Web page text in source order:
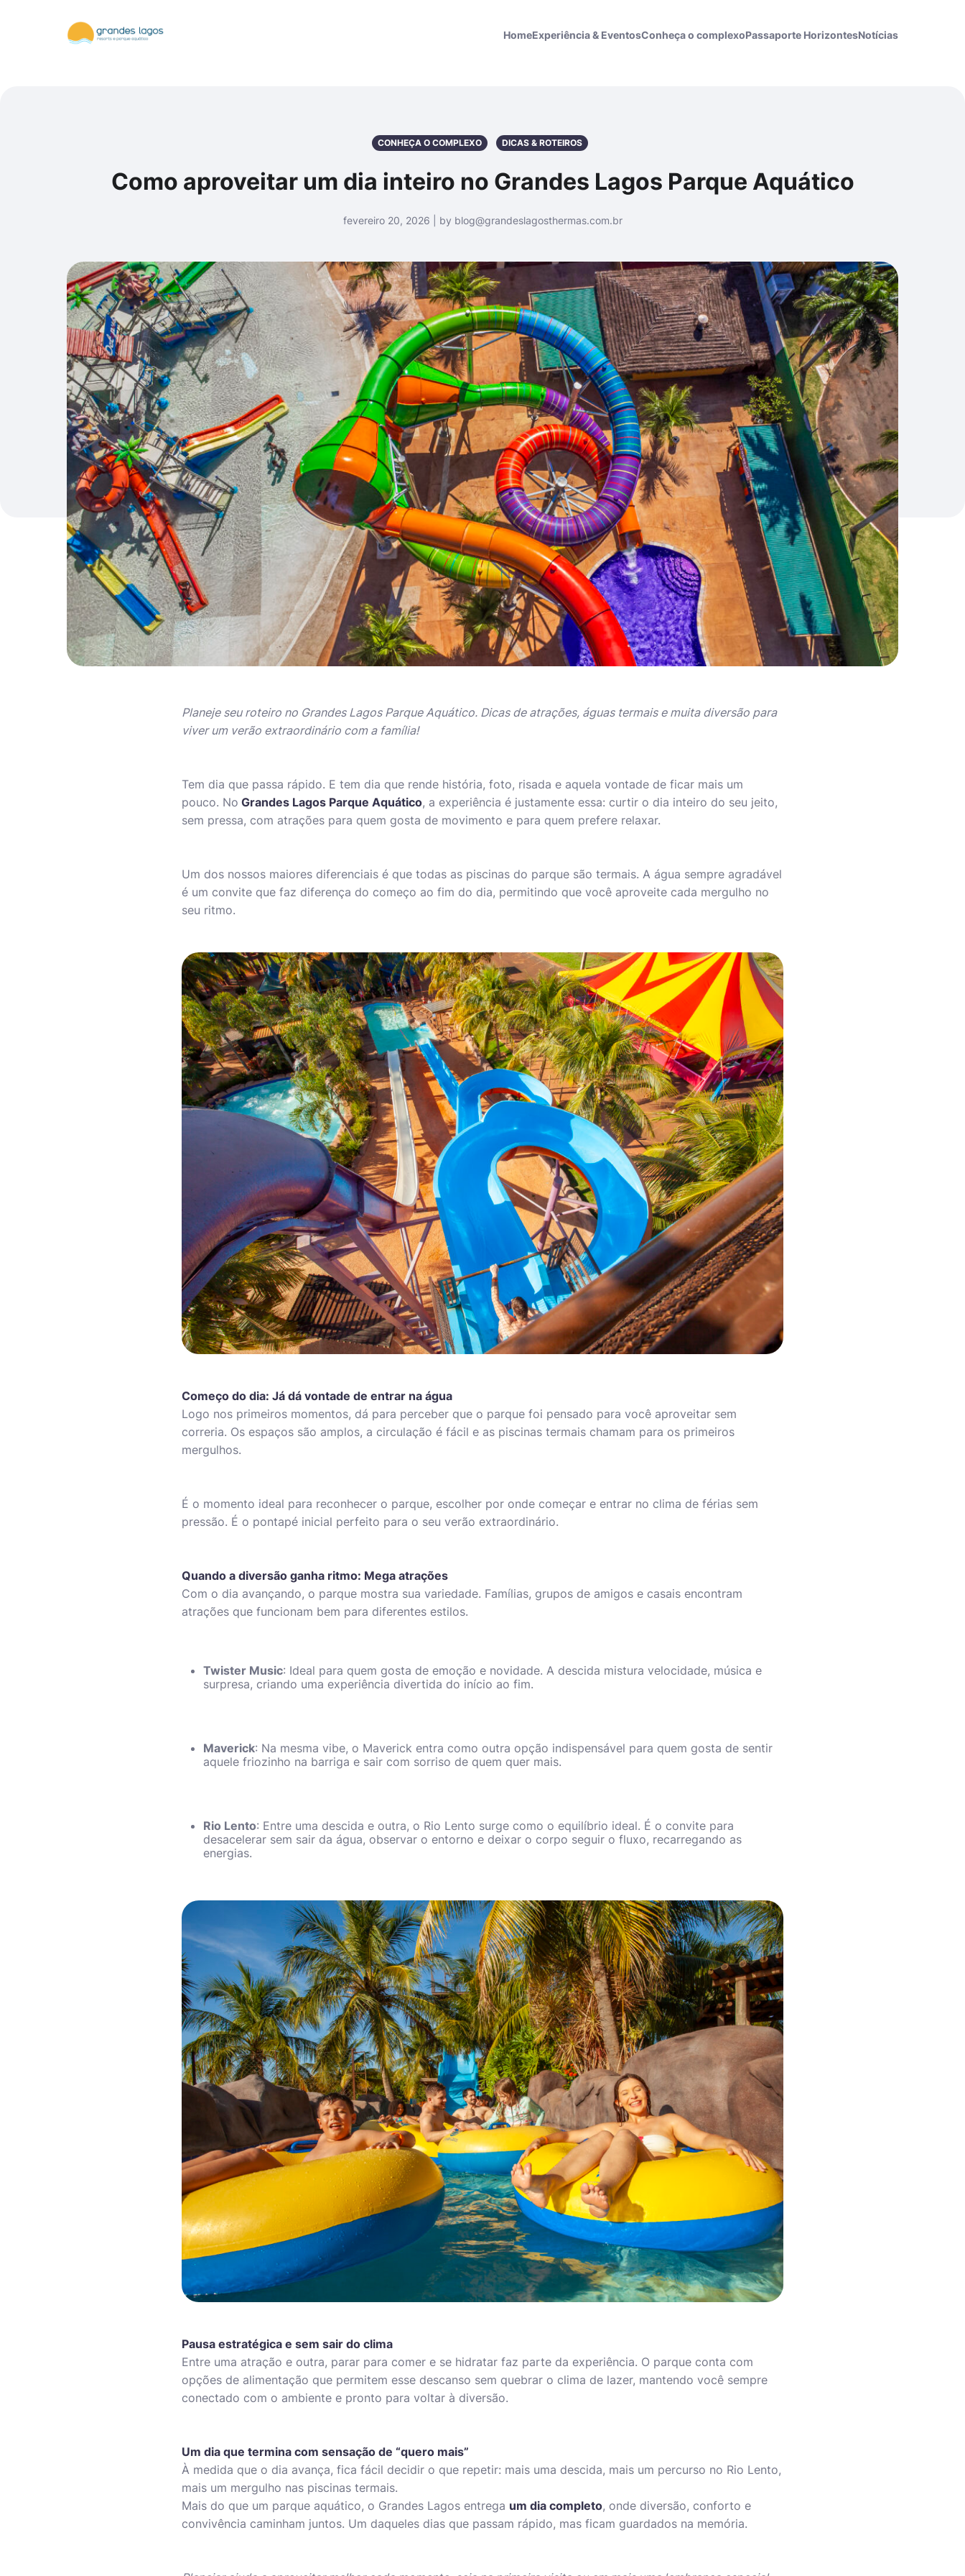
HomeExperiência & EventosConheça o complexoPassaporte HorizontesNotícias
CONHEÇA O COMPLEXO DICAS & ROTEIROS
Como aproveitar um dia inteiro no Grandes Lagos Parque Aquático
fevereiro 20, 2026 | by blog@grandeslagosthermas.com.br
Planeje seu roteiro no Grandes Lagos Parque Aquático. Dicas de atrações, águas termais e muita diversão para
viver um verão extraordinário com a família!
Tem dia que passa rápido. E tem dia que rende história, foto, risada e aquela vontade de ficar mais um
pouco. No Grandes Lagos Parque Aquático, a experiência é justamente essa: curtir o dia inteiro do seu jeito,
sem pressa, com atrações para quem gosta de movimento e para quem prefere relaxar.
Um dos nossos maiores diferenciais é que todas as piscinas do parque são termais. A água sempre agradável
é um convite que faz diferença do começo ao fim do dia, permitindo que você aproveite cada mergulho no
seu ritmo.
Começo do dia: Já dá vontade de entrar na água
Logo nos primeiros momentos, dá para perceber que o parque foi pensado para você aproveitar sem
correria. Os espaços são amplos, a circulação é fácil e as piscinas termais chamam para os primeiros
mergulhos.
É o momento ideal para reconhecer o parque, escolher por onde começar e entrar no clima de férias sem
pressão. É o pontapé inicial perfeito para o seu verão extraordinário.
Quando a diversão ganha ritmo: Mega atrações
Com o dia avançando, o parque mostra sua variedade. Famílias, grupos de amigos e casais encontram
atrações que funcionam bem para diferentes estilos.
Twister Music: Ideal para quem gosta de emoção e novidade. A descida mistura velocidade, música e
surpresa, criando uma experiência divertida do início ao fim.
Maverick: Na mesma vibe, o Maverick entra como outra opção indispensável para quem gosta de sentir
aquele friozinho na barriga e sair com sorriso de quem quer mais.
Rio Lento: Entre uma descida e outra, o Rio Lento surge como o equilíbrio ideal. É o convite para
desacelerar sem sair da água, observar o entorno e deixar o corpo seguir o fluxo, recarregando as
energias.
Pausa estratégica e sem sair do clima
Entre uma atração e outra, parar para comer e se hidratar faz parte da experiência. O parque conta com
opções de alimentação que permitem esse descanso sem quebrar o clima de lazer, mantendo você sempre
conectado com o ambiente e pronto para voltar à diversão.
Um dia que termina com sensação de “quero mais”
À medida que o dia avança, fica fácil decidir o que repetir: mais uma descida, mais um percurso no Rio Lento,
mais um mergulho nas piscinas termais.
Mais do que um parque aquático, o Grandes Lagos entrega um dia completo, onde diversão, conforto e
convivência caminham juntos. Um daqueles dias que passam rápido, mas ficam guardados na memória.